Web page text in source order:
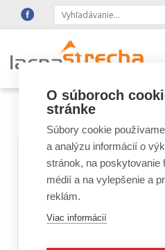
Lacná strecha
O súboroch
stránke
Súbory cookie
a analýzu informácií o
stránok, na poskytovanie
médií a na vylepšenie a
reklám.
Viac informácií